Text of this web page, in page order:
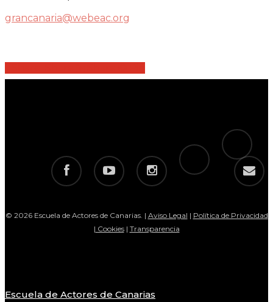
grancanaria@webeac.org
facebook youtube instagram
telegram
tiktok
email
© 2026 Escuela de Actores de Canarias. | Aviso Legal | Política de Privacidad
| Cookies| Transparencia
Close
Escuela de Actores de Canarias